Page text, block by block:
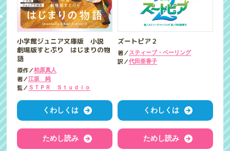
小学館ジュニア文庫版 小説
劇場版すとぷり はじまりの物
語
原作／柏原真人
著／江坂 純
監／ ＳＴＰＲ Ｓｔｕｄｉｏ
くわしくは
ためし読み
ズートピア２
著／スティーブ・ベーリング
訳／代田亜香子
くわしくは
ためし読み